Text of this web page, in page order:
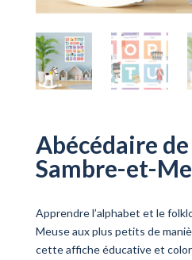
Abécédaire
Sambre-et-
Apprendre l’alphabet et le
Meuse aux plus petits de
cette affiche éducative et